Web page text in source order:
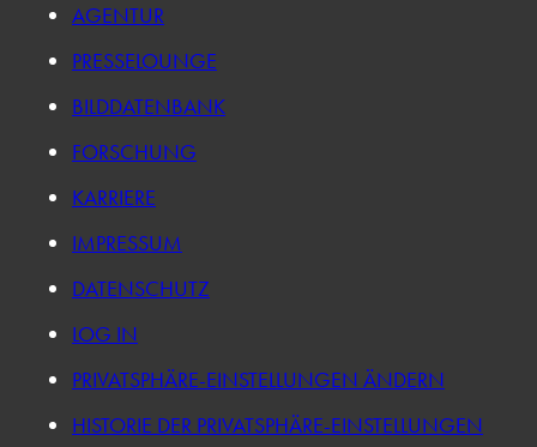
AGENTUR
PRESSELOUNGE
BILDDATENBANK
FORSCHUNG
KARRIERE
IMPRESSUM
DATENSCHUTZ
LOG IN
PRIVATSPHÄRE-EINSTELLUNGEN ÄNDERN
HISTORIE DER PRIVATSPHÄRE-EINSTELLUNGEN